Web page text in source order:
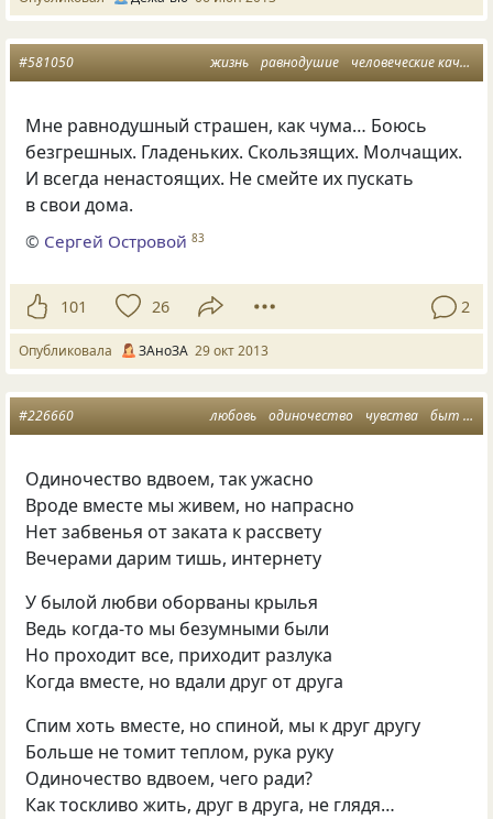
жизнь равнодушие человеческие качества
#581050
Мне равнодушный страшен, как чума… Боюсь
безгрешных. Гладеньких. Скользящих. Молчащих.
И всегда ненастоящих. Не смейте их пускать
в свои дома.
© Сергей Островой 83
101 26 2
Опубликовала ЗАноЗА 29 окт 2013
любовь одиночество чувства быт
#226660
Одиночество вдвоем, так ужасно
Вроде вместе мы живем, но напрасно
Нет забвенья от заката к рассвету
Вечерами дарим тишь, интернету
У былой любви оборваны крылья
Ведь когда-то мы безумными были
Но проходит все, приходит разлука
Когда вместе, но вдали друг от друга
Спим хоть вместе, но спиной, мы к друг другу
Больше не томит теплом, рука руку
Одиночество вдвоем, чего ради?
Как тоскливо жить, друг в друга, не глядя…